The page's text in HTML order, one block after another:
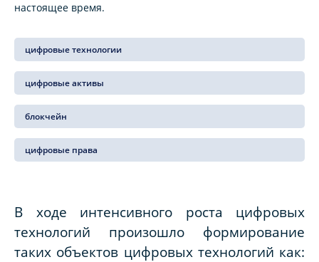
настоящее время.
цифровые технологии
цифровые активы
блокчейн
цифровые права
В ходе интенсивного роста цифровых
технологий произошло формирование
таких объектов цифровых технологий как: